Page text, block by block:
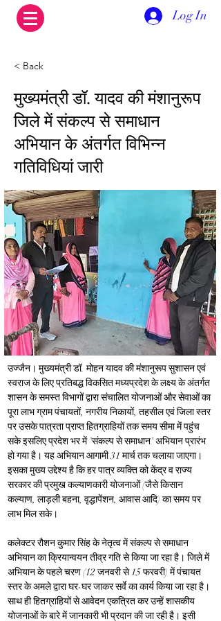
Log In
< Back
मुख्यमंत्री डॉ. यादव की मंशानुरूप
जिले में संकल्‍प से समाधान
अभियान के अंतर्गत विभिन्न
गतिविधियां जारी
उज्जैन। मुख्यमंत्री डॉ. मोहन यादव की मंशानुरूप सुशासन एवं
स्‍वराज के लिए प्रतिबद्ध विकसित मध्‍यप्रदेश के लक्ष्‍य के अंतर्गत
शासन के समस्‍त विभागों द्वारा संचालित योजनाओं और सेवाओं का
पूरा लाभ ग्राम पंचायतों, नगरीय निकायों, तहसील एवं जिला स्‍तर
पर उसके पात्रता प्राप्‍त हितग्राहियों तक समय सीमा में पहुंच
सके इसलिए प्रदेश भर में 'संकल्प से समाधान' अभियान प्रारंभ
हो गया है। यह अभियान आगामी 31 मार्च तक चलाया जाएगा।
इसका मुख्य उद्देश्य है कि हर पात्र व्यक्ति को केंद्र व राज्य
सरकार की प्रमुख कल्याणकारी योजनाओं (जैसे किसान
कल्याण, लाड़ली बहना, वृद्धापेंशन, आवास आदि) का समय पर
लाभ मिल सके।
कलेक्‍टर रौशन कुमार सिंह के नेतृत्‍व में संकल्‍प से समाधान
अभियान का क्रियान्‍वयन तीव्र गति से किया जा रहा है। जिले में
अभियान के पहले चरण (12 जनवरी से 15 फरवरी) में पंचायत
स्तर के अमले द्वारा घर-घर जाकर सर्वे का कार्य किया जा रहा है।
साथ ही हितग्राहियों से आवेदन एकत्रित कर उन्हें शासकीय
योजनाओं के बारे में जानकारी भी प्रदान की जा रही है। इसी